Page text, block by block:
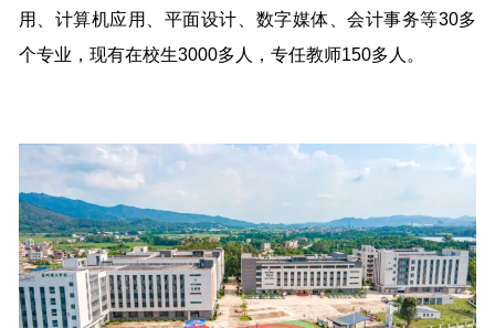
用、计算机应用、平面设计、数字媒体、会计事务等30多
个专业，现有在校生3000多人，专任教师150多人。